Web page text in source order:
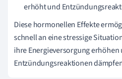
erhöht und
Diese hormonellen Effekte
schnell an eine stressige
ihre Energieversorgung
Entzündungsreaktionen